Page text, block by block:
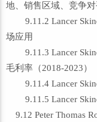
地、销售区域、竞争
9.11.2 Lancer
场应用
9.11.3 Lancer
毛利率（2018-2023）
9.11.4 Lancer
9.11.5 Lancer
9.12 Peter Thomas